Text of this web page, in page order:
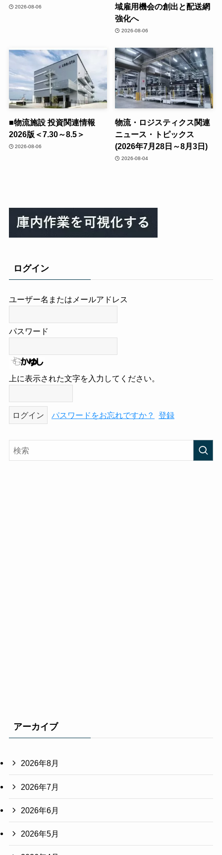
2026-08-06
域雇用機会の創出と配送網
強化へ
2026-08-06
■物流施設 投資関連情報
2026版＜7.30～8.5＞
2026-08-06
物流・ロジスティクス関連
ニュース・トピックス
(2026年7月28日～8月3日)
2026-08-04
ログイン
ユーザー名またはメールアドレス
パスワード
上に表示された文字を入力してください。
パスワードをお忘れですか？ 登録
アーカイブ
2026年8月
2026年7月
2026年6月
2026年5月